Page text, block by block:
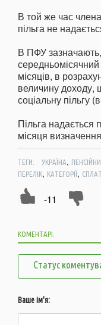
В той же час
пільга не
В ПФУ
середньомісячний
місяців, в
величину доходу,
соціальну пільгу
Пільга надається
місяця
ТЕГИ: УКРАЇНА,
ПЕРЕЛІК, КАТЕГОРІЇ,
-11
КОМЕНТАРІ:
Статус
Ваше ім'я: